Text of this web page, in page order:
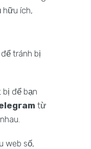
hữu ích,
tránh bị
bị để bạn
từ
web số,